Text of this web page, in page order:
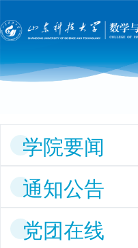
学院要闻
通知公告
党团在线